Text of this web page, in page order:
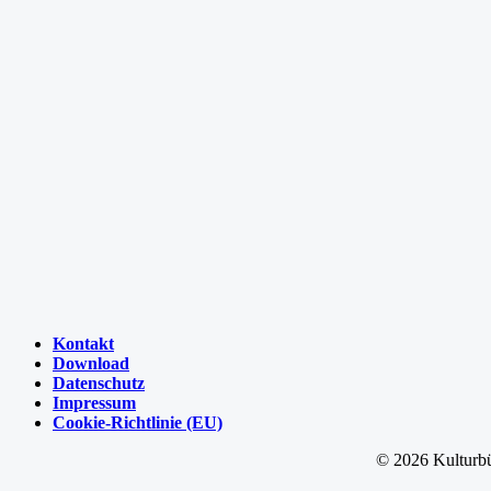
Kontakt
Download
Datenschutz
Impressum
Cookie-Richtlinie (EU)
© 2026